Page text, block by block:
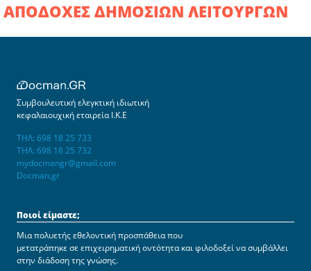
ΑΠΟΔΟΧΕΣ ΔΗΜΟΣΙΩΝ ΛΕΙΤΟΥΡΓΩΝ
Συμβουλευτική ελεγκτική ιδιωτική
κεφαλαιουχική εταιρεία Ι.Κ.Ε
ΤΗΛ: 698 18 25 733
ΤΗΛ: 698 18 25 732
mydocmangr@gmail.com
Docman.gr
Ποιοί είμαστε;
Μια πολυετής εθελοντική προσπάθεια που
μετατράπηκε σε επιχειρηματική οντότητα και φιλοδοξεί να συμβάλλει
στην διάδοση της γνώσης.